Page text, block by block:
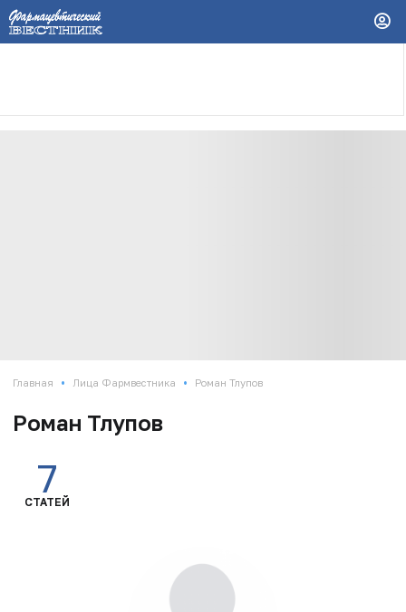
Главная • Лица Фармвестника • Роман Тлупов
Роман Тлупов
7
СТАТЕЙ